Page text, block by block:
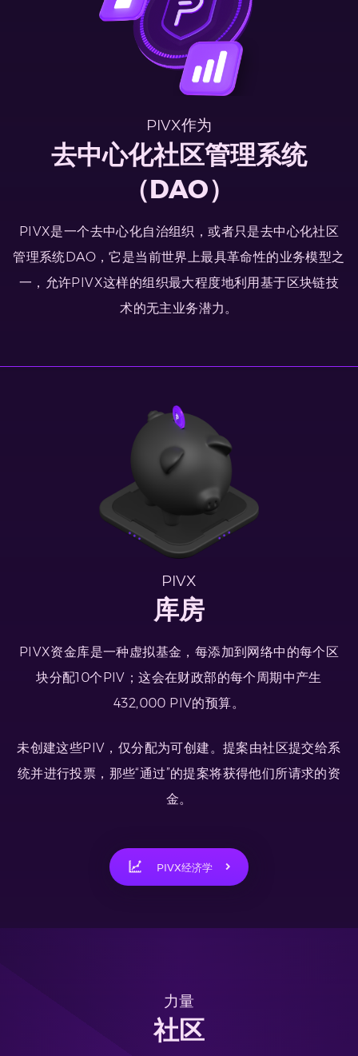
PIVX作为
去中心化社区管理系统
（DAO）
PIVX是一个去中心化自治组织，或者只是去中心化社区
管理系统DAO，它是当前世界上最具革命性的业务模型之
一，允许PIVX这样的组织最大程度地利用基于区块链技
术的无主业务潜力。
PIVX
库房
PIVX资金库是一种虚拟基金，每添加到网络中的每个区
块分配10个PIV；这会在财政部的每个周期中产生
432,000 PIV的预算。
未创建这些PIV，仅分配为可创建。提案由社区提交给系
统并进行投票，那些“通过”的提案将获得他们所请求的资
金。
PIVX经济学
力量
社区